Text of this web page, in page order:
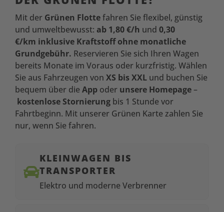
Mit der Grünen Flottefahren Sie flexibel, günstig
und umweltbewusst: ab 1,80 €/h und 0,30
€/km inklusive Kraftstoff ohne monatliche
Grundgebühr. Reservieren Sie sich Ihren Wagen
bereits Monate im Voraus oder kurzfristig. Wählen
Sie aus Fahrzeugen von XS bis XXL und buchen Sie
bequem über dieApp oder unsere Homepage–
kostenlose Stornierung bis 1 Stunde vor
Fahrtbeginn. Mit unserer Grünen Karte zahlen Sie
nur, wenn Sie fahren.​

KLEINWAGEN BIS
TRANSPORTER
Elektro und moderneVerbrenner